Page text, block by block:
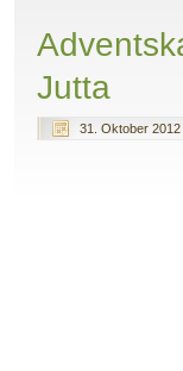
Jutta
31. Oktober 2012